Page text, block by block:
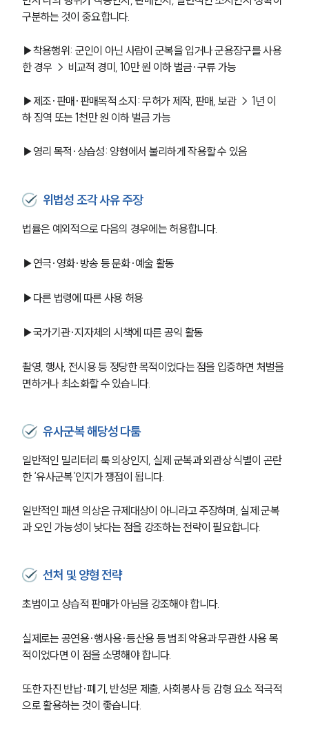
소식/자료
언론보도
공지사항
법률서식
뉴스레터/브로슈어
구분하는 것이 중요합니다.
▶착용행위: 군인이 아닌 사람이 군복을 입거나 군용장구를 사용
한 경우 → 비교적 경미, 10만 원 이하 벌금·구류 가능
▶제조·판매·판매목적 소지: 무허가 제작, 판매, 보관 → 1년 이
하 징역 또는 1천만 원 이하 벌금 가능
▶영리 목적·상습성: 양형에서 불리하게 작용할 수 있음
위법성 조각 사유 주장
법률은 예외적으로 다음의 경우에는 허용합니다.
▶연극·영화·방송 등 문화·예술 활동
▶다른 법령에 따른 사용 허용
▶국가기관·지자체의 시책에 따른 공익 활동
촬영, 행사, 전시용 등 정당한 목적이었다는 점을 입증하면 처벌을
면하거나 최소화할 수 있습니다.
유사군복 해당성 다툼
일반적인 밀리터리 룩 의상인지, 실제 군복과 외관상 식별이 곤란
한 ‘유사군복’인지가 쟁점이 됩니다.
일반적인 패션 의상은 규제대상이 아니라고 주장하며, 실제 군복
과 오인 가능성이 낮다는 점을 강조하는 전략이 필요합니다.
선처 및 양형 전략
초범이고 상습적 판매가 아님을 강조해야 합니다.
실제로는 공연용·행사용·등산용 등 범죄 악용과 무관한 사용 목
적이었다면 이 점을 소명해야 합니다.
또한 자진 반납·폐기, 반성문 제출, 사회봉사 등 감형 요소 적극적
으로 활용하는 것이 좋습니다.